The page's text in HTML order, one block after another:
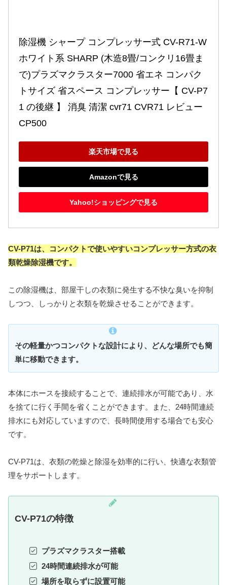
除湿機 シャープ コンプレッサー式 CV-R71-W
ホワイト系 SHARP (木造8畳/コンクリ16畳ま
で)プラズマクラスター7000 省エネ コンパク
トサイズ 省スペース コンプレッサー【 CV-P7
1 の後継 】 消臭 清潔 cvr71 CVR71 レビュー
CP500
楽天市場で見る
Amazonで見る
Yahoo!ショッピングで見る
CV-P71は、コンパクトで使いやすいコンプレッサー方式の衣
類乾燥除湿機です。
この除湿機は、部屋干しの衣類に発生する不快な臭いを抑制
しつつ、しっかりと衣類を乾燥させることができます。
その軽量かつコンパクトな設計により、どんな場所でも簡
単に移動できます。
本体にホースを接続することで、連続排水が可能であり、水
を捨てに行く手間を省くことができます。また、24時間連続
排水にも対応していますので、長時間使用する場合でも安心
です。
CV-P71は、衣類の乾燥と除湿を効率的に行い、快適な衣類管
理をサポートします。
CV-P71の特徴
プラズマクラスター搭載
24時間連続排水が可能
場所を取らずに設置可能